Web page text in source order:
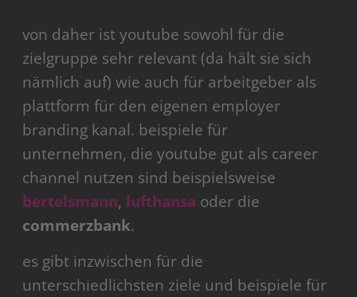
von daher ist youtube sowohl für die
zielgruppe sehr relevant (da hält sie sich
nämlich auf) wie auch für arbeitgeber als
plattform für den eigenen employer
branding kanal. beispiele für
unternehmen, die youtube gut als career
channel nutzen sind beispielsweise
bertelsmann, lufthansa oder die
commerzbank.
es gibt inzwischen für die
unterschiedlichsten ziele und beispiele für